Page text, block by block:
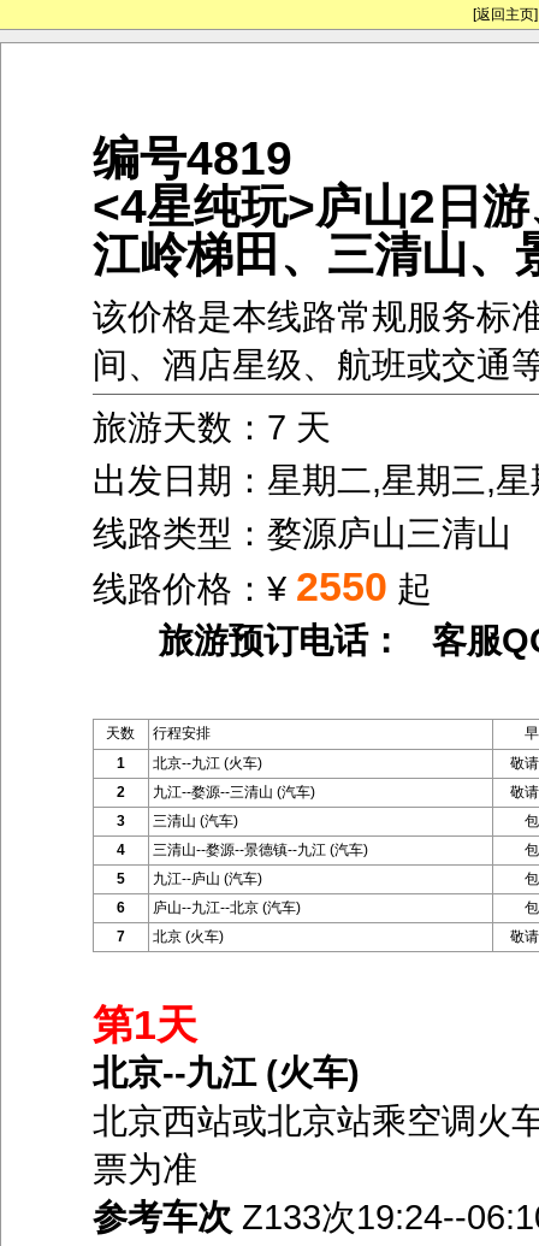
[返回主页]
编号4819
<4星纯玩>庐山2日
江岭梯田、三清山、
该价格是本线路常规服务标
间、酒店星级、航班或交通
旅游天数：7 天
出发日期：星期二,星期三,
线路类型：婺源庐山三清山
线路价格：¥ 2550 起
旅游预订电话： 客服
天数 行程安排
1
北京--九江 (火车)
敬
2
九江--婺源--三清山 (汽车)
敬
3
三清山 (汽车)
4
三清山--婺源--景德镇--九江 (汽车)
5
九江--庐山 (汽车)
6
庐山--九江--北京 (汽车)
7
北京 (火车) 敬
第1天
北京--九江 (火车)
北京西站或北京站乘空调火
票为准
参考车次 Z133次19:24--